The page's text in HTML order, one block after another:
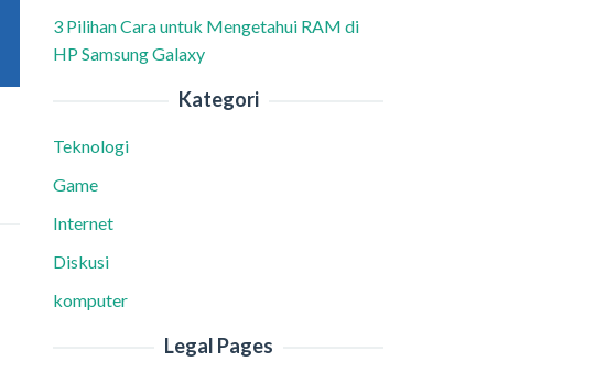
3 Pilihan Cara untuk Mengetahui RAM di
HP Samsung Galaxy
Kategori
Teknologi
Game
Internet
Diskusi
komputer
Legal Pages